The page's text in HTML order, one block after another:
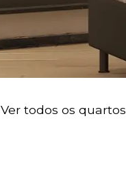
Ver todos os quartos